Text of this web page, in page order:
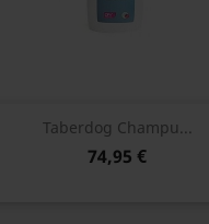
Taberdog Champu...
74,95 €
Vista rápida